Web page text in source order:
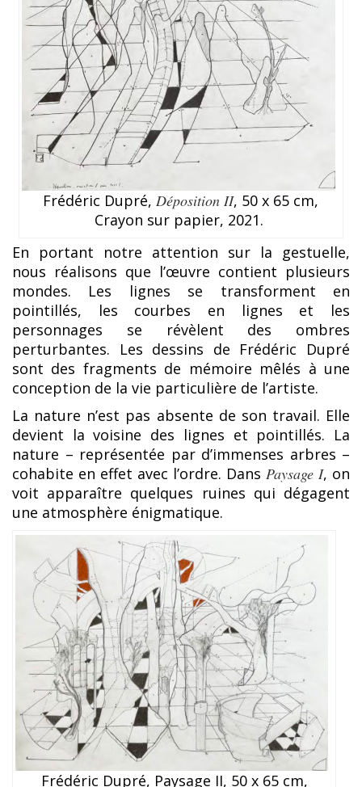
Frédéric Dupré,Déposition II, 50 x 65 cm,
Crayon sur papier, 2021.
En portant notre attention sur la gestuelle,
nous réalisons que l’œuvre contient plusieurs
mondes. Les lignes se transforment en
pointillés, les courbes en lignes et les
personnages se révèlent des ombres
perturbantes. Les dessins de Frédéric Dupré
sont des fragments de mémoire mêlés à une
conception de la vie particulière de l’artiste.
La nature n’est pas absente de son travail. Elle
devient la voisine des lignes et pointillés. La
nature – représentée par d’immenses arbres –
cohabite en effet avec l’ordre. Dans Paysage I, on
voit apparaître quelques ruines qui dégagent
une atmosphère énigmatique.
Frédéric Dupré, Paysage II, 50 x 65 cm,